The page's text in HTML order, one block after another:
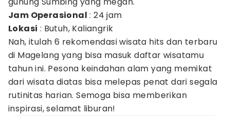
Jam Operasional : 24 jam
Lokasi : Butuh, Kaliangrik
Nah, itulah 6 rekomendasi wisata hits dan terbaru
di Magelang yang bisa masuk daftar wisatamu
tahun ini. Pesona keindahan alam yang memikat
dari wisata diatas bisa melepas penat dari segala
rutinitas harian. Semoga bisa memberikan
inspirasi, selamat liburan!